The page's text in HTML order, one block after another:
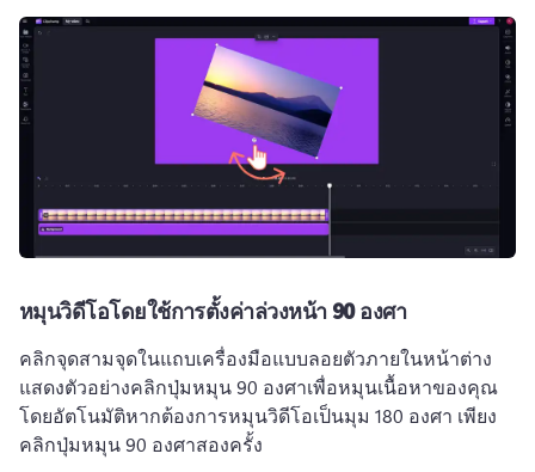
หมุนวิดีโอโดยใช้การตั้งค่าล่วงหน้า 90 องศา
คลิกจุดสามจุดในแถบเครื่องมือแบบลอยตัวภายในหน้าต่าง
แสดงตัวอย่างคลิกปุ่มหมุน 90 องศาเพื่อหมุนเนื้อหาของคุณ
โดยอัตโนมัติหากต้องการหมุนวิดีโอเป็นมุม 180 องศา เพียง
คลิกปุ่มหมุน 90 องศาสองครั้ง